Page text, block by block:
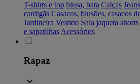
T-shirts e top blusa, bata Calças Jeans
cardigãs Casacos, blusões, casacos
Jardineira Vestido Saia jaqueta shorts
e sapatilhas Acessórios
Rapaz